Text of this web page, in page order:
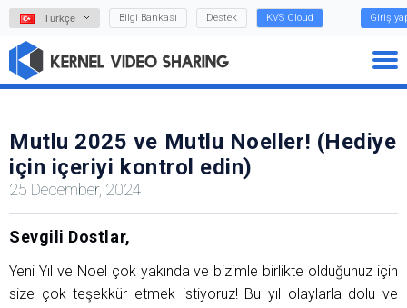
Türkçe Bilgi Bankası Destek KVS Cloud Giriş
Mutlu 2025 ve Mutlu Noeller! (Hediye
için içeriyi kontrol edin)
25 December, 2024
Sevgili Dostlar,
Yeni Yıl ve Noel çok yakında ve bizimle birlikte olduğunuz için
size çok teşekkür etmek istiyoruz! Bu yıl olaylarla dolu ve